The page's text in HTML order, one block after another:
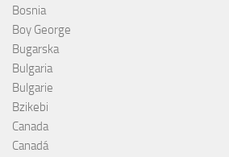
Bosnia
Boy George
Bugarska
Bulgaria
Bulgarie
Bzikebi
Canada
Canadá